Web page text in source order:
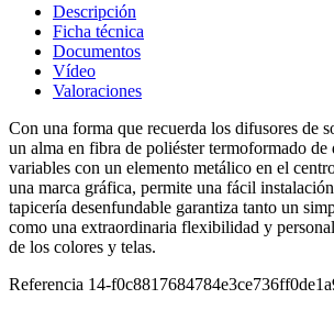
Descripción
Ficha técnica
Documentos
Vídeo
Valoraciones
Con una forma que recuerda los difusores de
un alma en fibra de poliéster termoformado de
variables con un elemento metálico en el
una marca gráfica, permite una fácil
tapicería desenfundable garantiza tanto un
como una extraordinaria flexibilidad y
de los colores y telas.
Referencia 14-